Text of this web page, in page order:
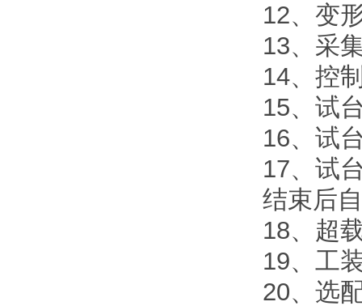
12、变
13、采
14、控
15、试
16、试
17、试
结束后
18、超
19、工
20、选